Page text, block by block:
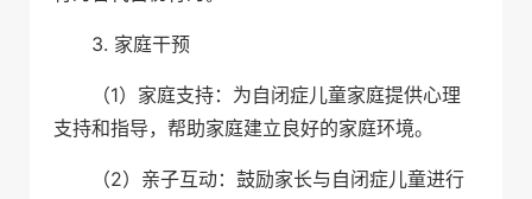
3. 家庭干预
（1）家庭支持：为自闭症儿童家庭提供心理
支持和指导，帮助家庭建立良好的家庭环境。
（2）亲子互动：鼓励家长与自闭症儿童进行